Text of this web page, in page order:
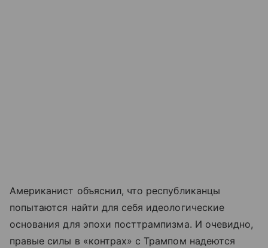
Американист объяснил, что республиканцы
попытаются найти для себя идеологические
основания для эпохи посттрампизма. И очевидно,
правые силы в «контрах» с Трампом надеются